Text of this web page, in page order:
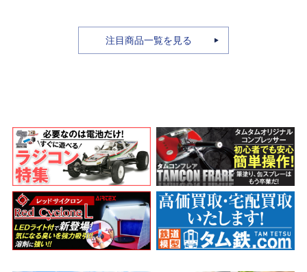
注目商品一覧を見る